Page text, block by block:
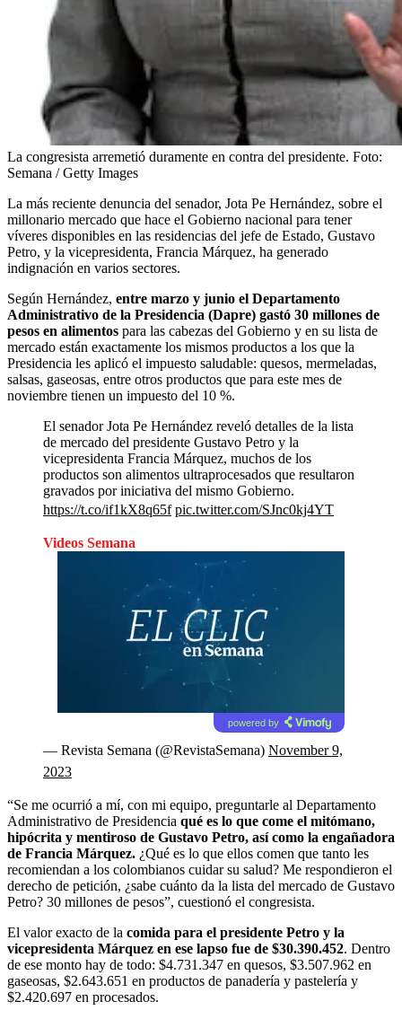
La congresista arremetió duramente en contra del presidente. Foto:
Semana / Getty Images
La más reciente denuncia del senador, Jota Pe Hernández, sobre el
millonario mercado que hace el Gobierno nacional para tener
víveres disponibles en las residencias del jefe de Estado, Gustavo
Petro, y la vicepresidenta, Francia Márquez, ha generado
indignación en varios sectores.
Según Hernández, entre marzo y junio el Departamento
Administrativo de la Presidencia (Dapre) gastó 30 millones de
pesos en alimentos para las cabezas del Gobierno y en su lista de
mercado están exactamente los mismos productos a los que la
Presidencia les aplicó el impuesto saludable: quesos, mermeladas,
salsas, gaseosas, entre otros productos que para este mes de
noviembre tienen un impuesto del 10 %.
El senador Jota Pe Hernández reveló detalles de la lista
de mercado del presidente Gustavo Petro y la
vicepresidenta Francia Márquez, muchos de los
productos son alimentos ultraprocesados que resultaron
gravados por iniciativa del mismo Gobierno.
https://t.co/if1kX8q65f pic.twitter.com/SJnc0kj4YT
Videos Semana
powered by
— Revista Semana (@RevistaSemana) November 9,
2023
“Se me ocurrió a mí, con mi equipo, preguntarle al Departamento
Administrativo de Presidencia qué es lo que come el mitómano,
hipócrita y mentiroso de Gustavo Petro, así como la engañadora
de Francia Márquez. ¿Qué es lo que ellos comen que tanto les
recomiendan a los colombianos cuidar su salud? Me respondieron el
derecho de petición, ¿sabe cuánto da la lista del mercado de Gustavo
Petro? 30 millones de pesos”, cuestionó el congresista.
El valor exacto de la comida para el presidente Petro y la
vicepresidenta Márquez en ese lapso fue de $30.390.452. Dentro
de ese monto hay de todo: $4.731.347 en quesos, $3.507.962 en
gaseosas, $2.643.651 en productos de panadería y pastelería y
$2.420.697 en procesados.